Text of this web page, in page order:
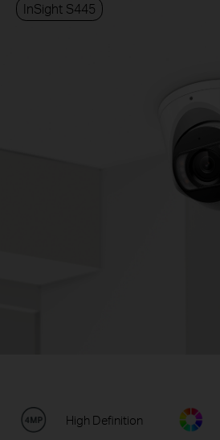
InSight S445
High Definition